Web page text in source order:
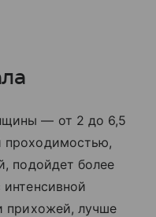
— от 2 до 6,5
подойдет более
прихожей, лучше